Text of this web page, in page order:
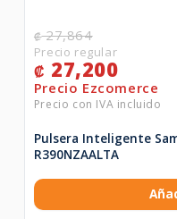
₡27,864
₡ 27,200
Pulsera Inteligente
R390NZAALTA